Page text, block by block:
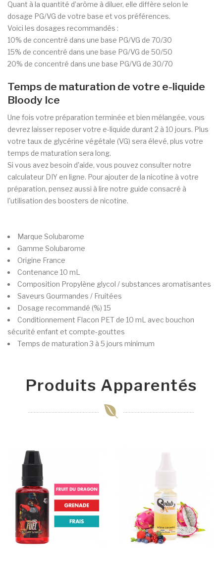
Quant à la quantité d’arôme à diluer, elle diffère selon le
dosage PG/VG de votre base et vos préférences.
Voici les dosages recommandés :
10% de concentré dans une base PG/VG de 70/30
15% de concentré dans une base PG/VG de 50/50
20% de concentré dans une base PG/VG de 30/70
Temps de maturation de votre e-liquide
Bloody Ice
Une fois votre préparation terminée et bien mélangée, vous
devrez laisser reposer votre e-liquide durant 2 à 10 jours. Plus
votre taux de glycérine végétale (VG) sera élevé, plus votre
temps de maturation sera long.
Si vous avez besoin d'aide, vous pouvez consulter notre
calculateur DIY en ligne. Pour ajouter de la nicotine à votre
préparation, pensez aussi à lire notre guide consacré à
l'utilisation des boosters de nicotine.
Marque Solubarome
Gamme Solubarome
Origine France
Contenance 10 mL
Composition Propylène glycol / substances aromatisantes
Saveurs Gourmandes / Fruitées
Dosage recommandé (%) 15
Conditionnement Flacon PET de 10 mL avec bouchon
sécurité enfant et compte-gouttes
Temps de maturation 3 à 5 jours minimum
Produits Apparentés